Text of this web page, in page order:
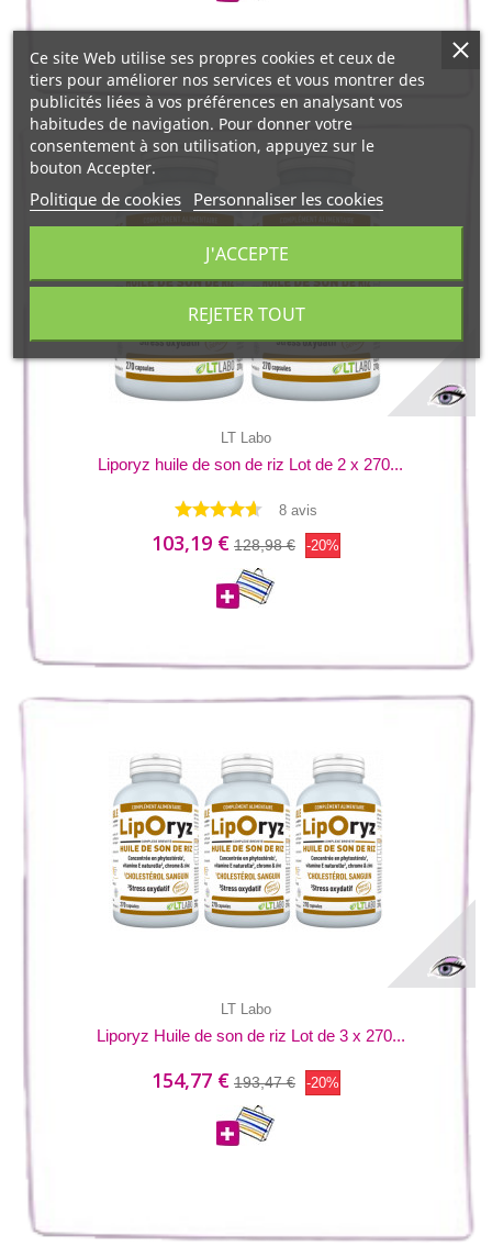
LT Labo
Liporyz huile de son de riz Lot de 2 x 270...
8 avis
103,19 € 128,98 € -20%
LT Labo
Liporyz Huile de son de riz Lot de 3 x 270...
154,77 € 193,47 € -20%
Ce site Web utilise ses propres cookies et ceux de
tiers pour améliorer nos services et vous montrer des
publicités liées à vos préférences en analysant vos
habitudes de navigation. Pour donner votre
consentement à son utilisation, appuyez sur le
bouton Accepter.
Politique de cookies Personnaliser les cookies
REJETER TOUT
J'ACCEPTE